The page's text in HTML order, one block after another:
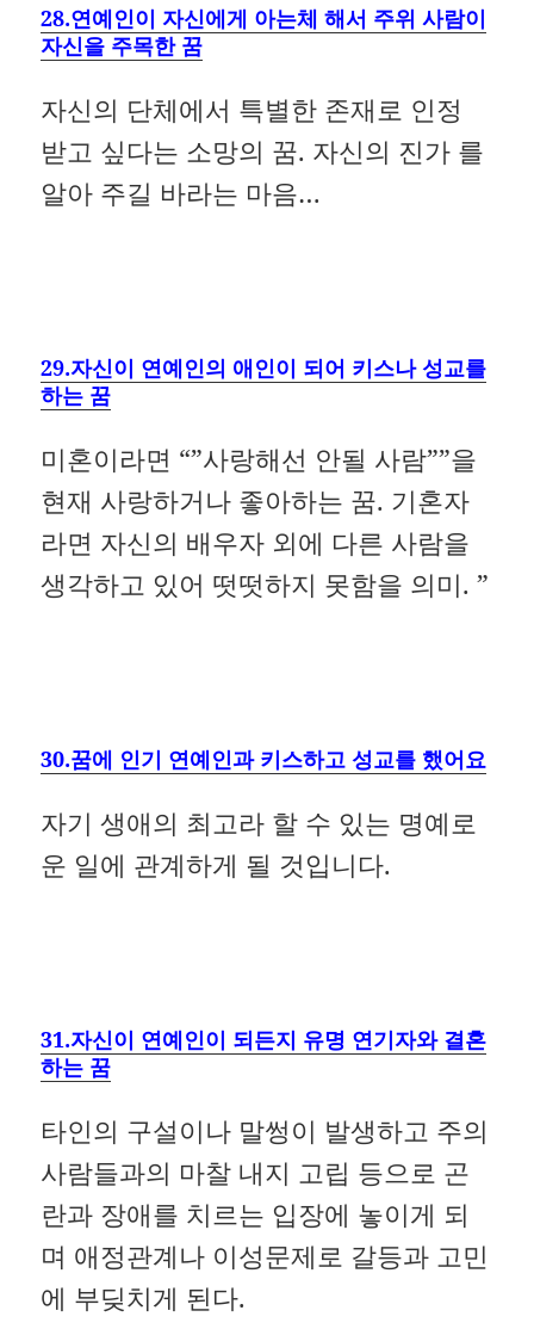
28.연예인이 자신에게 아는체 해서 주위 사람이
자신을 주목한 꿈
자신의 단체에서 특별한 존재로 인정
받고 싶다는 소망의 꿈. 자신의 진가 를
알아 주길 바라는 마음…
29.자신이 연예인의 애인이 되어 키스나 성교를
하는 꿈
미혼이라면 “”사랑해선 안될 사람””을
현재 사랑하거나 좋아하는 꿈. 기혼자
라면 자신의 배우자 외에 다른 사람을
생각하고 있어 떳떳하지 못함을 의미. ”
30.꿈에 인기 연예인과 키스하고 성교를 했어요
자기 생애의 최고라 할 수 있는 명예로
운 일에 관계하게 될 것입니다.
31.자신이 연예인이 되든지 유명 연기자와 결혼
하는 꿈
타인의 구설이나 말썽이 발생하고 주의
사람들과의 마찰 내지 고립 등으로 곤
란과 장애를 치르는 입장에 놓이게 되
며 애정관계나 이성문제로 갈등과 고민
에 부딪치게 된다.